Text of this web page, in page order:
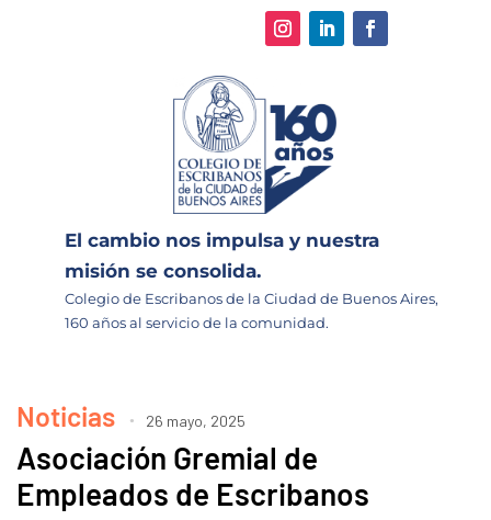
El cambio nos impulsa y nuestra
misión se consolida.
Colegio de Escribanos de la Ciudad de Buenos Aires,
160 años al servicio de la comunidad.
Noticias 26 mayo, 2025
Asociación Gremial de
Empleados de Escribanos